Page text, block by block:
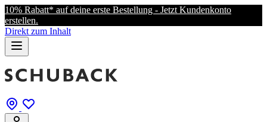
10% Rabatt* auf deine erste Bestellung - Jetzt Kundenkonto
erstellen.
Direkt zum Inhalt